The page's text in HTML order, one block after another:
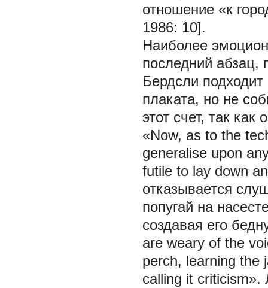
отношение «к
1986: 10].
Наиболее
последний абзац,
Бердсли подходит
плаката, но не
этот счет, так
«Now, as to the
generalise upon
futile to lay down
отказывается
попугай на
создавая его
are weary of the
perch, learning the
calling it criticism».